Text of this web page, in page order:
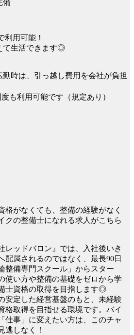
備
利用可能！
て生活できます◎
勤時は、引っ越し費用を会社が負担
も利用可能です（規定あり）
格がなくても、整備の経験がなく
クの整備士になれる求人がこちら
レッドバロン』では、入社後いき
配属されるのではなく、最長90日
整備専門スクール」からスター
使い方や整備の基礎をゼロから学
士資格の取得を目指します◎
安定した経営基盤のもと、未経験
格取得を目指せる環境です。バイ
仕事」に変えたい方は、このチャ
逃しなく！